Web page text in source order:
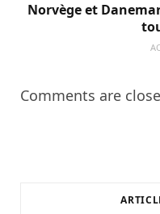
Norvège et
Comments are